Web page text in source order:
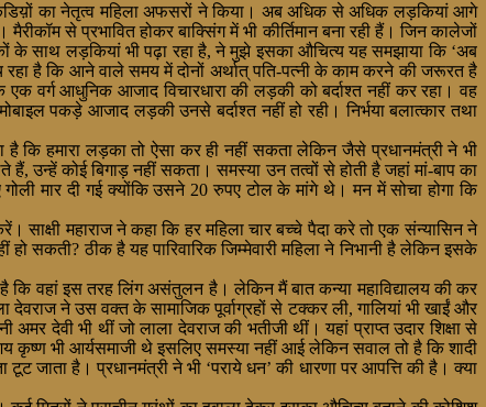
का नेतृत्व महिला अफसरों ने किया। अब अधिक से अधिक लड़कियां आगे
से प्रभावित होकर बाक्सिंग में भी कीर्तिमान बना रही हैं। जिन कालेजों
के साथ लड़कियां भी पढ़ा रहा है, ने मुझे इसका औचित्य यह समझाया कि ‘अब
है कि आने वाले समय में दोनों अर्थात् पति-पत्नी के काम करने की जरूरत है
वर्ग आधुनिक आजाद विचारधारा की लड़की को बर्दाश्त नहीं कर रहा। वह
पकड़े आजाद लड़की उनसे बर्दाश्त नहीं हो रही। निर्भया बलात्कार तथा
कि हमारा लड़का तो ऐसा कर ही नहीं सकता लेकिन जैसे प्रधानमंत्री ने भी
उन्हें कोई बिगाड़ नहीं सकता। समस्या उन तत्वों से होती है जहां मां-बाप का
मार दी गई क्योंकि उसने 20 रुपए टोल के मांगे थे। मन में सोचा होगा कि
महाराज ने कहा कि हर महिला चार बच्चे पैदा करे तो एक संन्यासिन ने
सकती? ठीक है यह पारिवारिक जिम्मेवारी महिला ने निभानी है लेकिन इसके
है कि वहां इस तरह लिंग असंतुलन है। लेकिन मैं बात कन्या महाविद्यालय की कर
देवराज ने उस वक्त के सामाजिक पूर्वाग्रहों से टक्कर ली, गालियां भी खाईं और
देवी भी थीं जो लाला देवराज की भतीजी थीं। यहां प्राप्त उदार शिक्षा से
कृष्ण भी आर्यसमाजी थे इसलिए समस्या नहीं आई लेकिन सवाल तो है कि शादी
जाता है। प्रधानमंत्री ने भी ‘पराये धन’ की धारणा पर आपत्ति की है। क्या